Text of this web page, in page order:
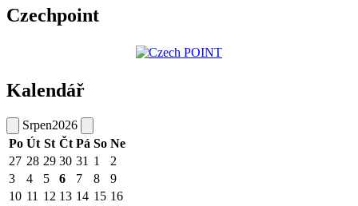
Czechpoint
Kalendář
Srpen2026
Po Út St Čt Pá So Ne
27 28 29 30 31 1
2
3
4 5 6 7 8
9
10 11 12 13 14 15 16